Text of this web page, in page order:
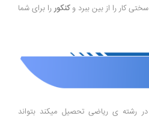
کار را از بین ببرد وکنکوررا برای شما
رشته ی ریاضی تحصیل میکند بتواند